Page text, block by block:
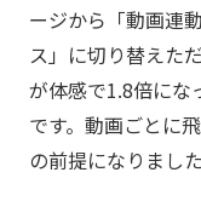
ージから「動画連
ス」に切り替えた
が体感で1.8倍にな
です。動画ごとに
の前提になりました